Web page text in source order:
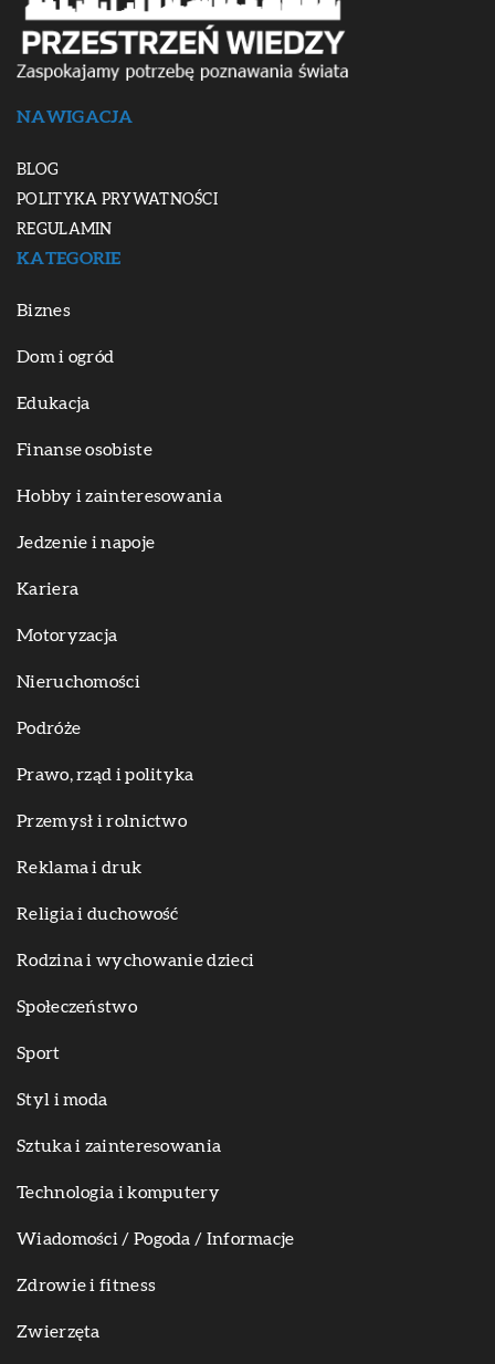
NAWIGACJA
BLOG
POLITYKA PRYWATNOŚCI
REGULAMIN
KATEGORIE
Biznes
Dom i ogród
Edukacja
Finanse osobiste
Hobby i zainteresowania
Jedzenie i napoje
Kariera
Motoryzacja
Nieruchomości
Podróże
Prawo, rząd i polityka
Przemysł i rolnictwo
Reklama i druk
Religia i duchowość
Rodzina i wychowanie dzieci
Społeczeństwo
Sport
Styl i moda
Sztuka i zainteresowania
Technologia i komputery
Wiadomości / Pogoda / Informacje
Zdrowie i fitness
Zwierzęta